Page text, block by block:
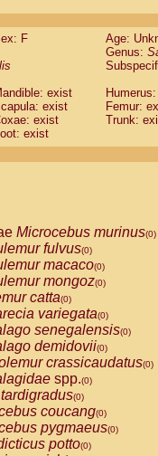
labiatus(0)
leucopus (0)
mystax
nigricollis (1)
oedipus
weddelli
spp.
capucinus
nigrivittatus
spp.(0)
boliviensis(0)
sciureus(0)
caraya(0)
fusca(0)
seniculus(0)
spp.(0)
belzebuth(0)
geoffroyi(0)
paniscus(0)
spp.(0)
lagothricha(0)
lagothricha cana
calvus
F
Age:
Genus:
exist
exist
Femur:
exist
Trunk:
exist
Microcebus murinus(0)
fulvus(0)
macaco(0)
mongoz(0)
catta(0)
variegata(0)
senegalensis(0)
demidovii(0)
crassicaudatus(0)
spp.(0)
(0)
coucang(0)
pygmaeus(0)
potto(0)